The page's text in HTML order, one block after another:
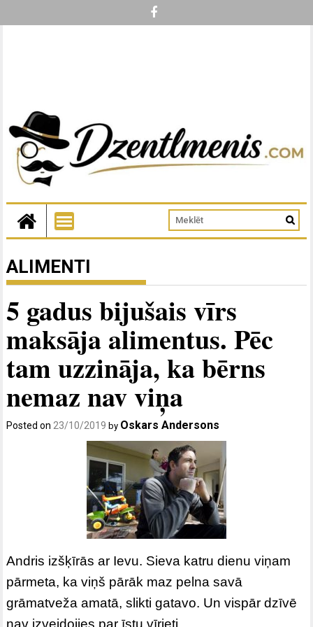
ALIMENTI
5 gadus bijušais vīrs
maksāja alimentus. Pēc
tam uzzināja, ka bērns
nemaz nav viņa
Posted on23/10/2019 by Oskars Andersons
Andris izšķīrās ar Ievu. Sieva katru dienu viņam
pārmeta, ka viņš pārāk maz pelna savā
grāmatveža amatā, slikti gatavo. Un vispār dzīvē
nav izveidojies par īstu vīrieti.